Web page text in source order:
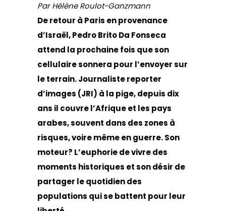
Par Hélène Roulot-Ganzmann
De retour à Paris en provenance
d’Israël, Pedro Brito Da Fonseca
attend la prochaine fois que son
cellulaire sonnera pour l’envoyer sur
le terrain. Journaliste reporter
d’images (JRI) à la pige, depuis dix
ans il couvre l’Afrique et les pays
arabes, souvent dans des zones à
risques, voire même en guerre. Son
moteur? L’euphorie de vivre des
moments historiques et son désir de
partager le quotidien des
populations qui se battent pour leur